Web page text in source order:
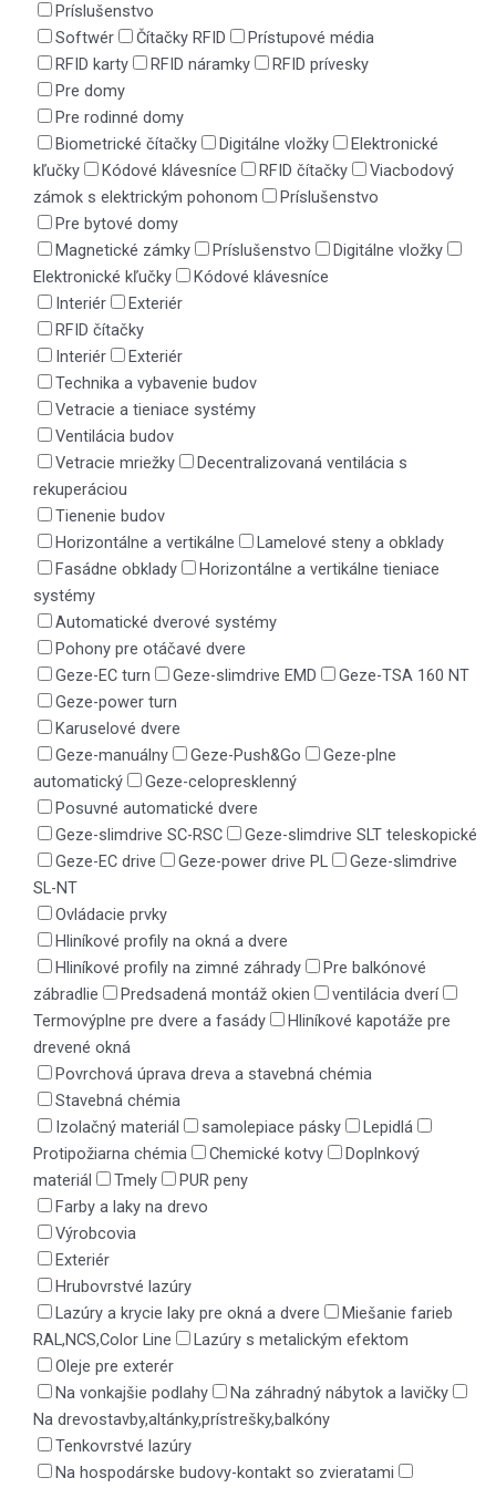
Príslušenstvo
Softwér
Čítačky RFID
Prístupové média
RFID karty
RFID náramky
RFID prívesky
Pre domy
Pre rodinné domy
Biometrické čítačky
Digitálne vložky
Elektronické
kľučky
Kódové klávesníce RFID čítačky
Viacbodový
zámok s elektrickým pohonom
Príslušenstvo
Pre bytové domy
Magnetické zámky
Príslušenstvo
Digitálne vložky
Elektronické kľučky
Kódové klávesníce
Interiér
Exteriér
RFID čítačky
Interiér
Exteriér
Technika a vybavenie budov
Vetracie a tieniace systémy
Ventilácia budov
Vetracie mriežky
Decentralizovaná ventilácia s
rekuperáciou
Tienenie budov
Horizontálne a vertikálne
Lamelové steny a obklady
Fasádne obklady
Horizontálne a vertikálne tieniace
systémy
Automatické dverové systémy
Pohony pre otáčavé dvere
Geze-EC turn
Geze-slimdrive EMD
Geze-TSA 160 NT
Geze-power turn
Karuselové dvere
Geze-manuálny
Geze-Push&Go
Geze-plne
automatický
Geze-celopresklenný
Posuvné automatické dvere
Geze-slimdrive SC-RSC
Geze-slimdrive SLT teleskopické
Geze-EC drive
Geze-power drive PL
Geze-slimdrive
SL-NT
Ovládacie prvky
Hliníkové profily na okná a dvere
Hliníkové profily na zimné záhrady
Pre balkónové
zábradlie
Predsadená montáž okien
ventilácia dverí
Termovýplne pre dvere a fasády
Hliníkové kapotáže pre
drevené okná
Povrchová úprava dreva a stavebná chémia
Stavebná chémia
Izolačný materiál
samolepiace pásky
Lepidlá
Protipožiarna chémia
Chemické kotvy
Doplnkový
materiál
Tmely
PUR peny
Farby a laky na drevo
Výrobcovia
Exteriér
Hrubovrstvé lazúry
Lazúry a krycie laky pre okná a dvere
Miešanie farieb
RAL,NCS,Color Line
Lazúry s metalickým efektom
Oleje pre exterér
Na vonkajšie podlahy
Na záhradný nábytok a lavičky
Na drevostavby,altánky,prístrešky,balkóny
Tenkovrstvé lazúry
Na hospodárske budovy-kontakt so zvieratami